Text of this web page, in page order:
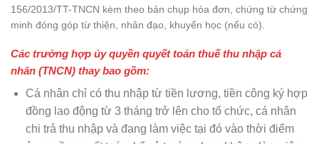
156/2013/TT-TNCN kèm theo bản chụp hóa đơn, chứng từ chứng
minh đóng góp từ thiện, nhân đạo, khuyến học (nếu có).
Các trường hợp ủy quyền quyết toán thuế thu nhập cá
nhân (TNCN) thay bao gồm:
Cá nhân chỉ có thu nhập từ tiền lương, tiền công ký hợp
đồng lao động từ 3 tháng trở lên cho tổ chức, cá nhân
chi trả thu nhập và đang làm việc tại đó vào thời điểm